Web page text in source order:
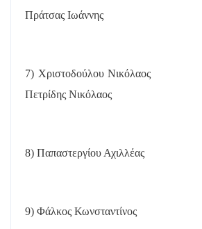
Πράτσας Ιωάννης
7) Χριστοδούλου Νικόλαος
Πετρίδης Νικόλαος
8) Παπαστεργίου Αχιλλέας
9) Φάλκος Κωνσταντίνος